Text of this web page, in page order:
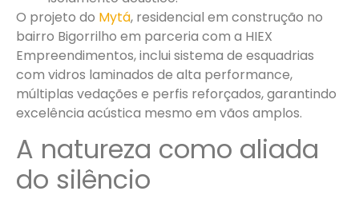
O projeto do Mytá, residencial em construção no
bairro Bigorrilho em parceria com a HIEX
Empreendimentos, inclui sistema de esquadrias
com vidros laminados de alta performance,
múltiplas vedações e perfis reforçados, garantindo
excelência acústica mesmo em vãos amplos.
A natureza como aliada
do silêncio